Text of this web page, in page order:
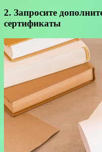
2. Запросите
сертификаты